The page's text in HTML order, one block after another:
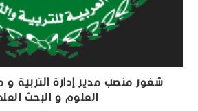
شغور منصب مدير إدارة التربية و
العلوم و البحث